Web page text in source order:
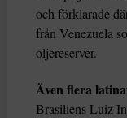
och förklarade
från Venezuela
oljereserver.
Även flera
Brasiliens Luiz